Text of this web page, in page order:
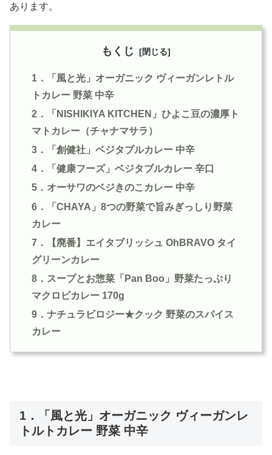
あります。
もくじ
1．「風と光」オーガニック ヴィーガンレトル
トカレー 野菜 中辛
2．「NISHIKIYA KITCHEN」ひよこ豆の濃厚ト
マトカレー（チャナマサラ）
3．「創健社」ベジタブルカレー 中辛
4．「健康フーズ」ベジタブルカレー 辛口
5．オーサワのベジきのこカレー 中辛
6．「CHAYA」8つの野菜で旨みぎっしり野菜
カレー
7．【廃番】エイタブリッシュ OhBRAVO タイ
グリーンカレー
8．スープとお惣菜「Pan Boo」野菜たっぷり
マクロビカレー 170g
9．ナチュラビロジー★クック 野菜のスパイス
カレー
1．「風と光」オーガニック ヴィーガンレ
トルトカレー 野菜 中辛